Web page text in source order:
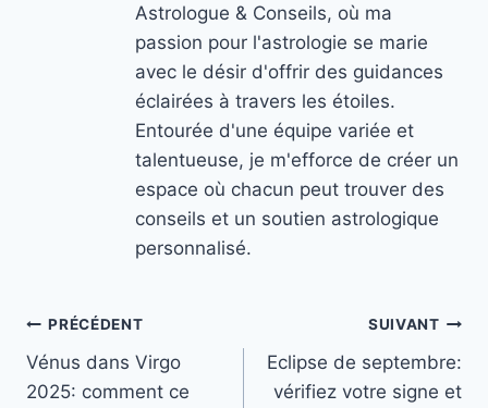
Astrologue & Conseils, où ma
passion pour l'astrologie se marie
avec le désir d'offrir des guidances
éclairées à travers les étoiles.
Entourée d'une équipe variée et
talentueuse, je m'efforce de créer un
espace où chacun peut trouver des
conseils et un soutien astrologique
personnalisé.
Navigation
de
PRÉCÉDENT
Vénus dans Virgo
2025: comment ce
SUIVANT
Eclipse de septembre:
vérifiez votre signe et